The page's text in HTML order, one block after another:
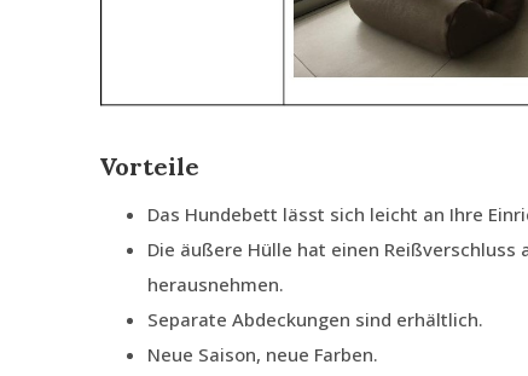
Vorteile
Das Hundebett lässt sich leicht an Ihre
Die äußere Hülle hat einen Reißverschluss
herausnehmen.
Separate Abdeckungen sind erhältlich.
Neue Saison, neue Farben.